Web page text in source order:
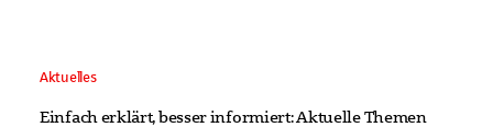
Aktuelles
Einfach erklärt, besser informiert: Aktuelle Themen